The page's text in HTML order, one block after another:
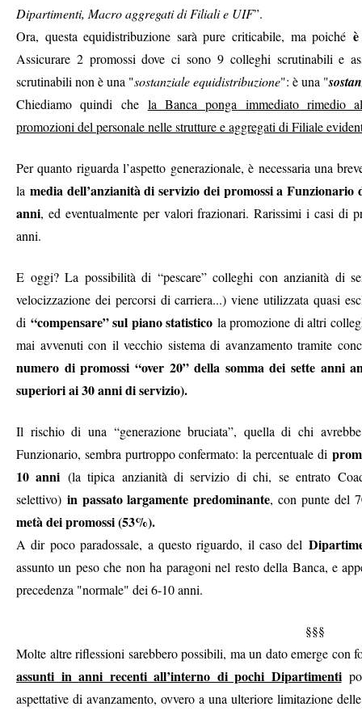
Dipartimenti, Macro aggregati di Filiali e UIF”.
Ora, questa equidistribuzione sarà pure criticabile, ma poiché
Assicurare 2 promossi dove ci sono 9 colleghi scrutinabili e
scrutinabili non è una "sostanziale equidistribuzione": è una "
Chiediamo quindi che la Banca ponga immediato rimedio
promozioni del personale nelle strutture e aggregati di Filiale
Per quanto riguarda l’aspetto generazionale, è necessaria una
la media dell’anzianità di servizio dei promossi a
anni, ed eventualmente per valori frazionari. Rarissimi i casi di
anni.
E oggi? La possibilità di “pescare” colleghi con anzianità di
velocizzazione dei percorsi di carriera...) viene utilizzata quasi
di “compensare” sul piano statistico la promozione di altri
mai avvenuti con il vecchio sistema di avanzamento tramite
numero di promossi “over 20” della somma dei sette anni
superiori ai 30 anni di servizio).
Il rischio di una “generazione bruciata”, quella di chi
Funzionario, sembra purtroppo confermato: la percentuale di
10 anni (la tipica anzianità di servizio di chi, se entrato
selettivo) in passato largamente predominante, con punte del
metà dei promossi (53%).
A dir poco paradossale, a questo riguardo, il caso del
assunto un peso che non ha paragoni nel resto della Banca, e
precedenza "normale" dei 6-10 anni.
§§§
Molte altre riflessioni sarebbero possibili, ma un dato emerge con
assunti in anni recenti all’interno di pochi Dipartimenti
aspettative di avanzamento, ovvero a una ulteriore limitazione